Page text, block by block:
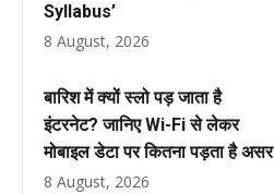
Syllabus’
8 August, 2026
बारिश में क्यों स्लो पड़ जाता है
इंटरनेट? जानिए Wi-Fi से लेकर
मोबाइल डेटा पर कितना पड़ता है असर
8 August, 2026